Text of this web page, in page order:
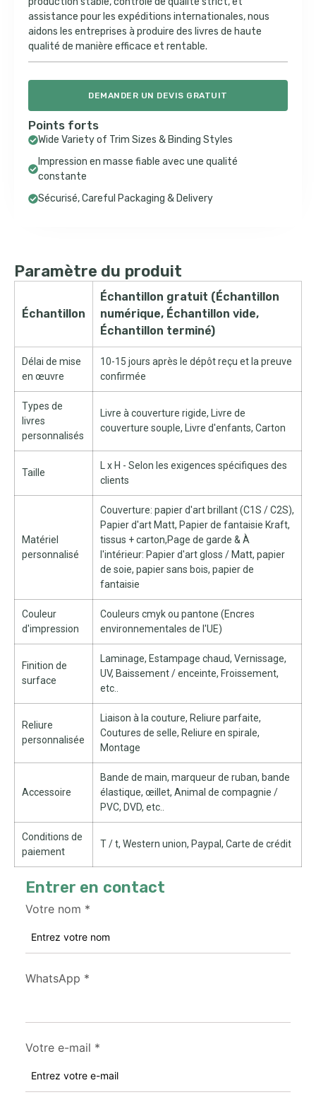
assistance pour les expéditions internationales, nous
aidons les entreprises à produire des livres de haute
qualité de manière efficace et rentable.
DEMANDER UN DEVIS GRATUIT
Points forts
Wide Variety of Trim Sizes & Binding Styles
Impression en masse fiable avec une qualité
constante
Sécurisé,Careful Packaging & Delivery
Paramètre du produit
Échantillon
Échantillon gratuit (Échantillon
numérique, Échantillon vide,
Échantillon terminé)
Délai de mise
en œuvre
10-15 jours après le dépôt reçu et la preuve
confirmée
Types de
livres
personnalisés
Livre à couverture rigide, Livre de
couverture souple, Livre d'enfants, Carton
Taille
L x H - Selon les exigences spécifiques des
clients
Matériel
personnalisé
Couverture: papier d'art brillant (C1S / C2S),
Papier d'art Matt, Papier de fantaisie Kraft,
tissus + carton,Page de garde & À
l'intérieur: Papier d'art gloss / Matt, papier
de soie, papier sans bois, papier de
fantaisie
Couleur
d'impression
Couleurs cmyk ou pantone (Encres
environnementales de l'UE)
Finition de
surface
Laminage, Estampage chaud, Vernissage,
UV, Baissement / enceinte, Froissement,
etc..
Reliure
personnalisée
Liaison à la couture, Reliure parfaite,
Coutures de selle, Reliure en spirale,
Montage
Accessoire
Bande de main, marqueur de ruban, bande
élastique, œillet, Animal de compagnie /
PVC, DVD, etc..
Conditions de
paiement
T / t, Western union, Paypal, Carte de crédit
Entrer en contact
Votre nom *
WhatsApp *
Votre e-mail *